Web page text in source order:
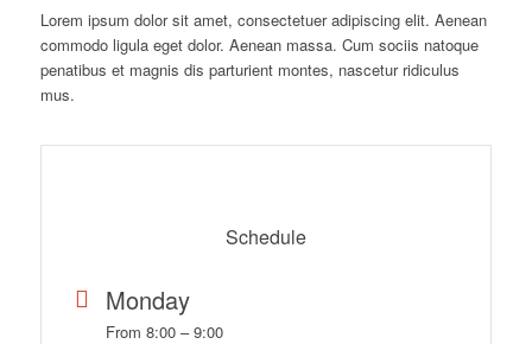
Lorem ipsum dolor sit amet, consectetuer adipiscing elit. Aenean
commodo ligula eget dolor. Aenean massa. Cum sociis natoque
penatibus et magnis dis parturient montes, nascetur ridiculus
mus.
Schedule
Monday
From 8:00 – 9:00